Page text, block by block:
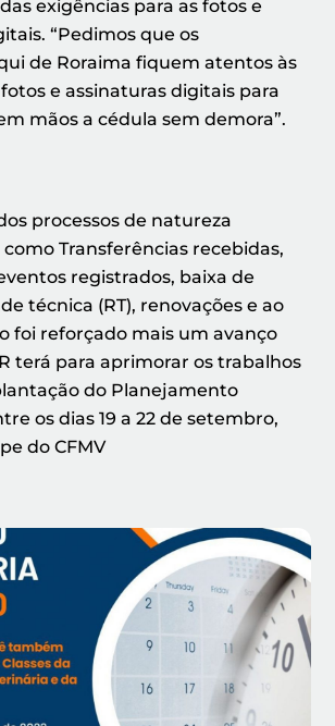
exigências para as fotos e
“Pedimos que os
de Roraima fiquem atentos às
e assinaturas digitais para
mãos a cédula sem demora”.
processos de natureza
Transferências recebidas,
registrados, baixa de
técnica (RT), renovações e ao
foi reforçado mais um avanço
terá para aprimorar os trabalhos
do Planejamento
os dias 19 a 22 de setembro,
do CFMV